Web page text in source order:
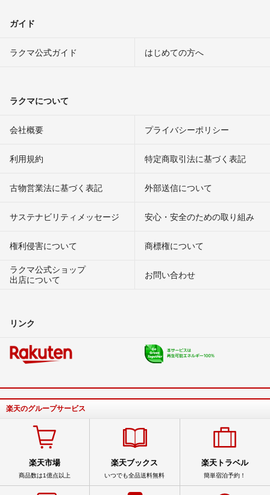
ガイド
ラクマ公式ガイド はじめての方へ
ラクマについて
会社概要 プライバシーポリシー
利用規約 特定商取引法に基づく表記
古物営業法に基づく表記 外部送信について
サステナビリティメッセージ 安心・安全のための取り組み
権利侵害について
商標権について
ラクマ公式ショップ
出店について
お問い合わせ
リンク
楽天のグループサービス
楽天市場
商品数は1億点以上
楽天ブックス
いつでも全品送料無料
楽天トラベル
簡単宿泊予約！